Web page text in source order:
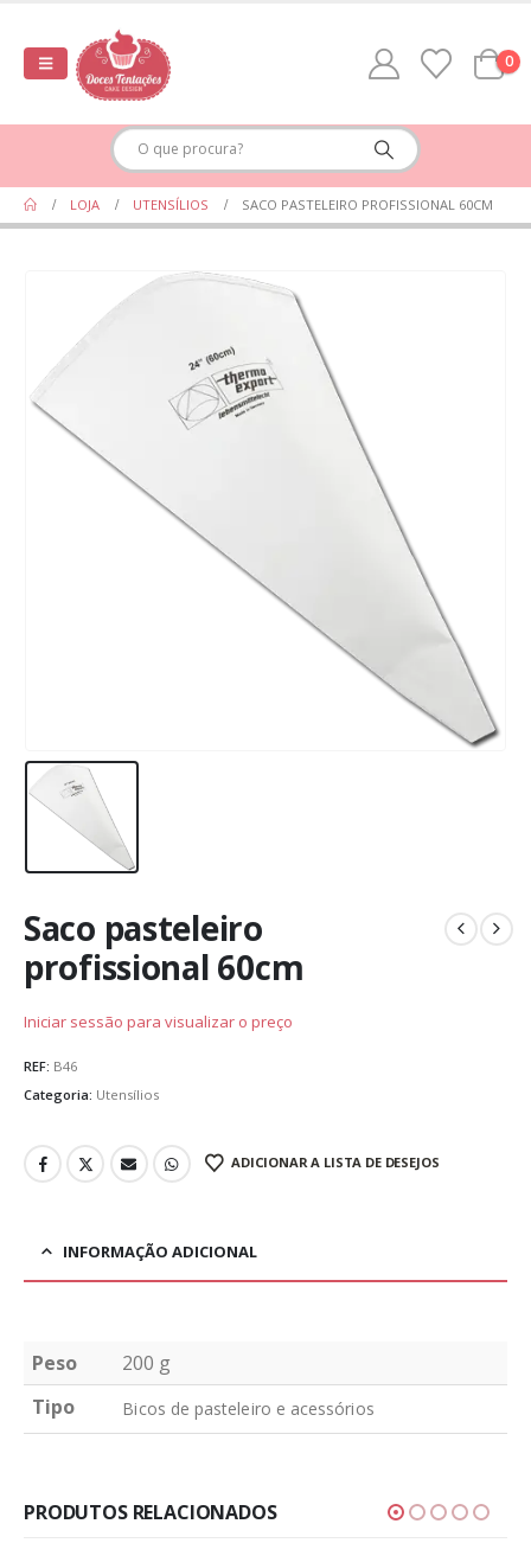
0
LOJA UTENSÍLIOS SACO PASTELEIRO PROFISSIONAL 60CM
Saco pasteleiro
profissional 60cm
Iniciar sessão para visualizar o preço
REF: B46
Categoria: Utensílios
ADICIONAR A LISTA DE DESEJOS
INFORMAÇÃO ADICIONAL
Peso
200 g
Tipo
Bicos de pasteleiro e acessórios
PRODUTOS RELACIONADOS